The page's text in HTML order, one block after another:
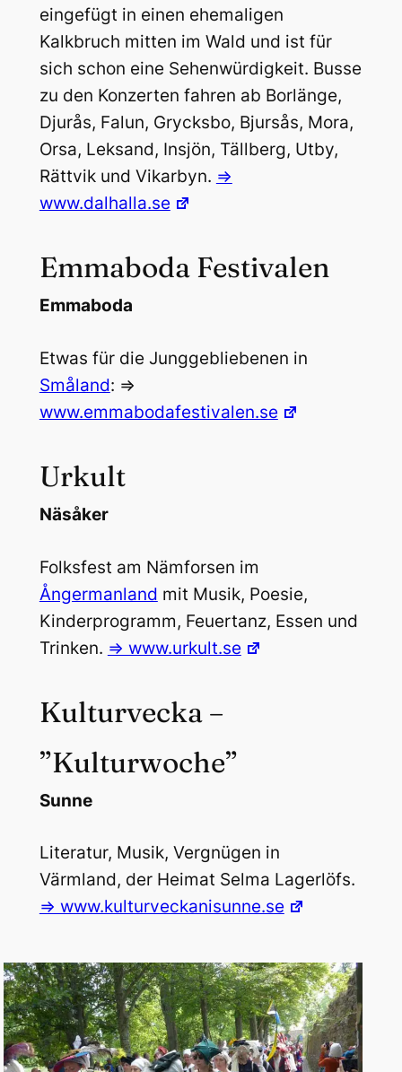
eingefügt in einen ehemaligen
Kalkbruch mitten im Wald und ist für
sich schon eine Sehenwürdigkeit. Busse
zu den Konzerten fahren ab Borlänge,
Djurås, Falun, Grycksbo, Bjursås, Mora,
Orsa, Leksand, Insjön, Tällberg, Utby,
Rättvik und Vikarbyn. =>
www.dalhalla.se
Emmaboda Festivalen
Emmaboda
Etwas für die Junggebliebenen in
Småland: =>
www.emmabodafestivalen.se
Urkult
Näsåker
Folksfest am Nämforsen im
Ångermanland mit Musik, Poesie,
Kinderprogramm, Feuertanz, Essen und
Trinken. => www.urkult.se
Kulturvecka –
”Kulturwoche”
Sunne
Literatur, Musik, Vergnügen in
Värmland, der Heimat Selma Lagerlöfs.
=> www.kulturveckanisunne.se